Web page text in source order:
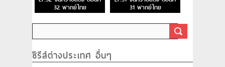
32 พากย์ไทย
31 พากย์ไทย
ซีรีส์ต่างประเทศ อื่นๆ